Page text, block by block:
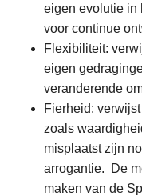
eigen evolutie in
voor continue
Flexibiliteit:
eigen
veranderende
Fierheid:
zoals
misplaatst zijn
arrogantie. De
maken van de